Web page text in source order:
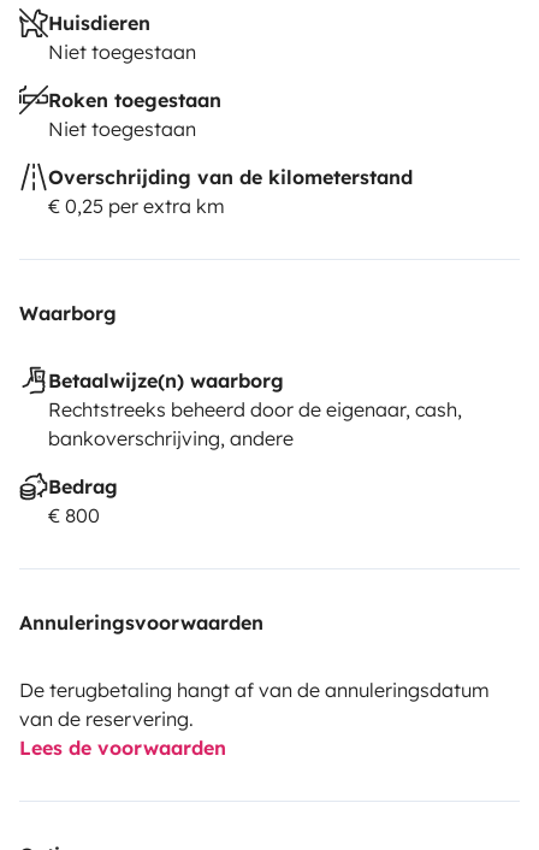
Huisdieren
Niet toegestaan
Roken toegestaan
Niet toegestaan
Overschrijding van de kilometerstand
€ 0,25 per extra km
Waarborg
Betaalwijze(n) waarborg
Rechtstreeks beheerd door de eigenaar, cash,
bankoverschrijving, andere
Bedrag
€ 800
Annuleringsvoorwaarden
De terugbetaling hangt af van de annuleringsdatum
van de reservering.
Lees de voorwaarden